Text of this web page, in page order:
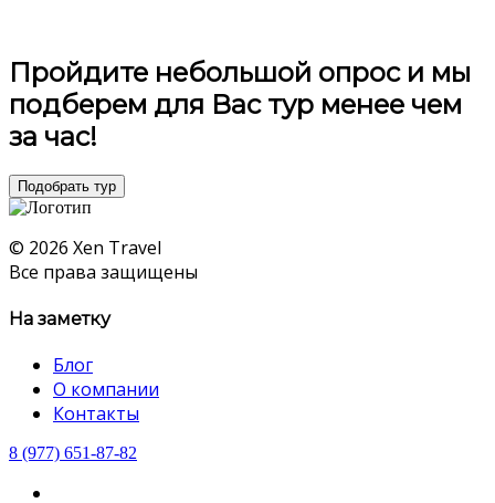
Пройдите небольшой опрос и мы
подберем для Вас тур менее чем
за час!
Подобрать тур
© 2026 Xen Travel
Все права защищены
На заметку
Блог
О компании
Контакты
8 (977) 651-87-82